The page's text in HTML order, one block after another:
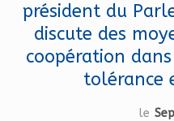
président du
discute des
coopération
tolérance
le